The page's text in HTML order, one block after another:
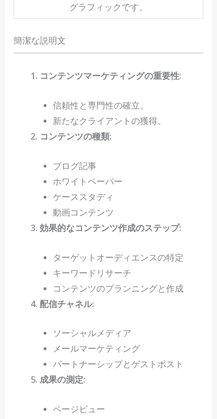
グラフィックです。
簡潔な説明文
コンテンツマーケティングの重要性:
信頼性と専門性の確立。
新たなクライアントの獲得。
コンテンツの種類:
ブログ記事
ホワイトペーパー
ケーススタディ
動画コンテンツ
効果的なコンテンツ作成のステップ:
ターゲットオーディエンスの特定
キーワードリサーチ
コンテンツのプランニングと作成
配信チャネル:
ソーシャルメディア
メールマーケティング
パートナーシップとゲストポスト
成果の測定:
ページビュー